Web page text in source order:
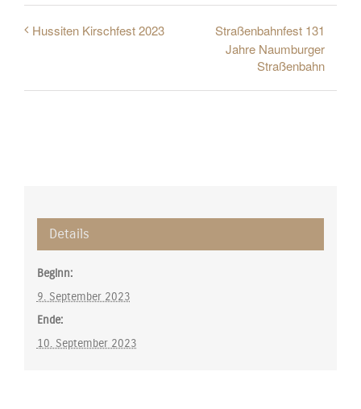
Hussiten Kirschfest 2023
Straßenbahnfest 131
Jahre Naumburger
Straßenbahn
Details
Beginn:
9. September 2023
Ende:
10. September 2023